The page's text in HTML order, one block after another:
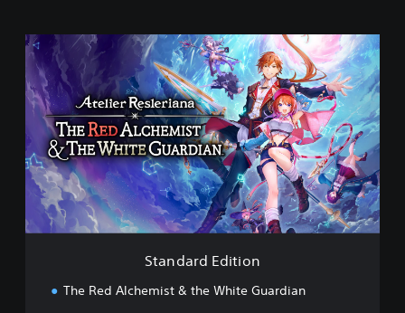
S
a
n
r
d
t
Standard Edition
The Red Alchemist & the White Guardian